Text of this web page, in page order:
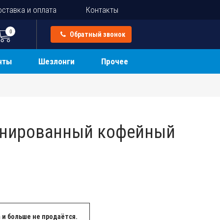
и оплата Контакты
0 Обратный звонок
Шезлонги Прочее
кофейный
и больше не продаётся.